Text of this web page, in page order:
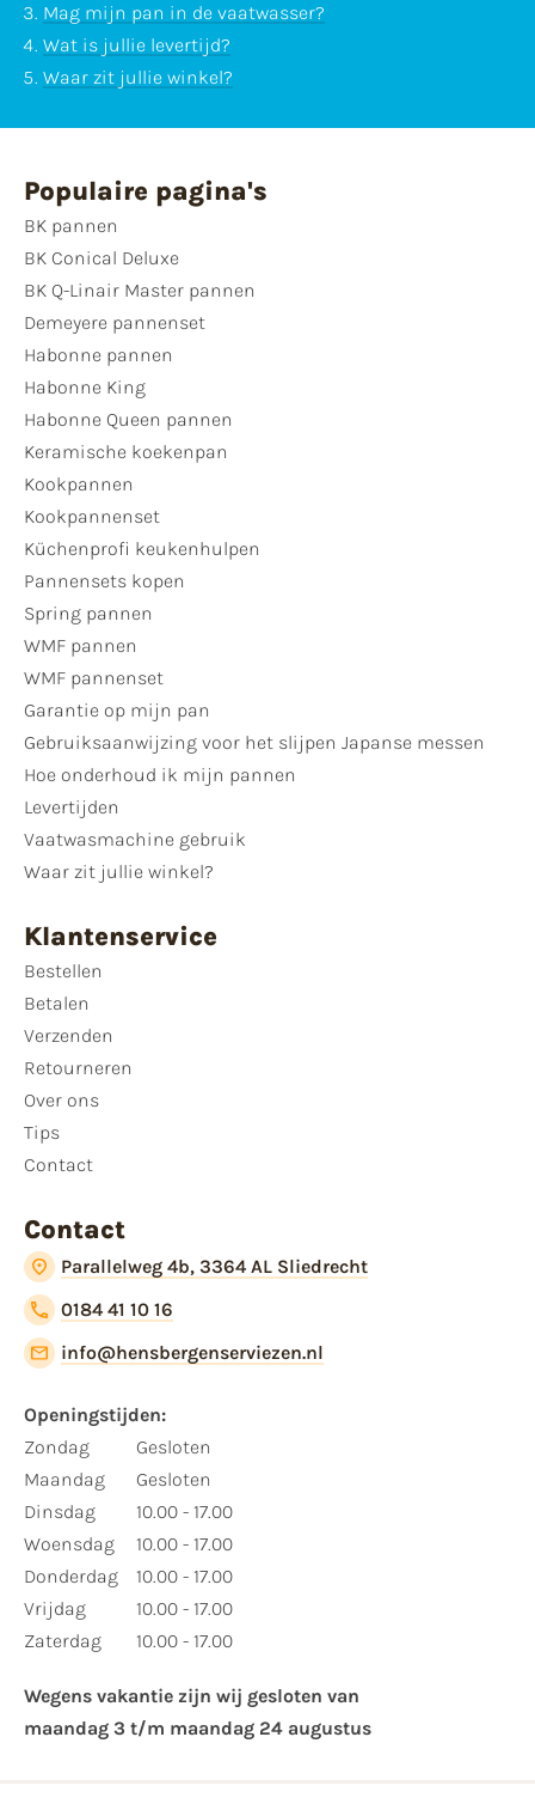
Mag mijn pan in de vaatwasser?
Wat is jullie levertijd?
Waar zit jullie winkel?
Populaire pagina's
BK pannen
BK Conical Deluxe
BK Q-Linair Master pannen
Demeyere pannenset
Habonne pannen
Habonne King
Habonne Queen pannen
Keramische koekenpan
Kookpannen
Kookpannenset
Küchenprofi keukenhulpen
Pannensets kopen
Spring pannen
WMF pannen
WMF pannenset
Garantie op mijn pan
Gebruiksaanwijzing voor het slijpen Japanse messen
Hoe onderhoud ik mijn pannen
Levertijden
Vaatwasmachine gebruik
Waar zit jullie winkel?
Klantenservice
Bestellen
Betalen
Verzenden
Retourneren
Over ons
Tips
Contact
Contact
Parallelweg 4b, 3364 AL Sliedrecht
0184 41 10 16
info@hensbergenserviezen.nl
Openingstijden:​
​Zondag
Maandag
Dinsdag
Woensdag
Donderdag
Vrijdag
Zaterdag
Gesloten
Gesloten
10.00 - 17.00
10.00 - 17.00
10.00 - 17.00
10.00 - 17.00
10.00 - 17.00
Wegens vakantie zijn wij gesloten van ​
maandag 3 t/m maandag 24 augustus